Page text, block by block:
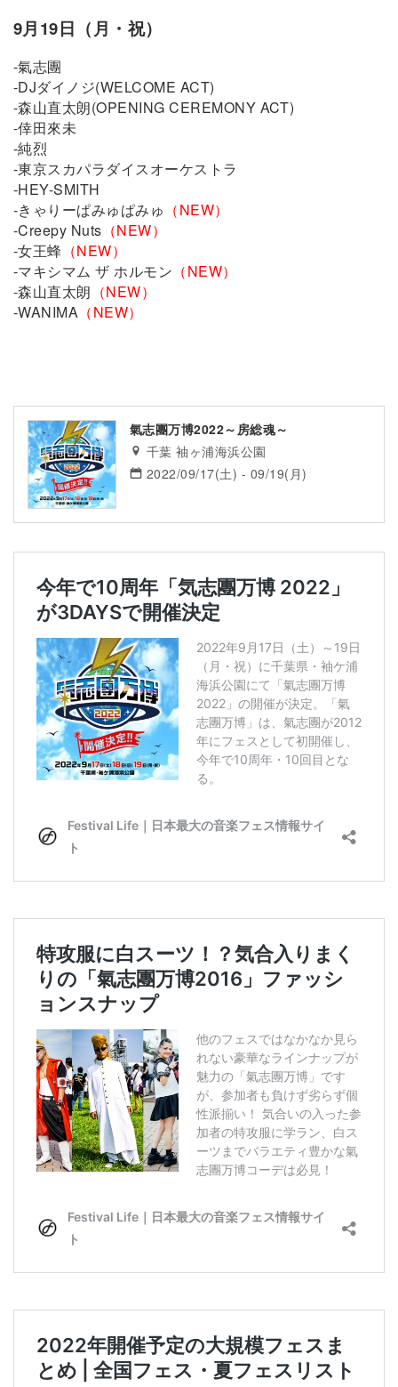
9月19日（月・祝）
-氣志團
-DJダイノジ(WELCOME ACT)
-森山直太朗(OPENING CEREMONY ACT)
-倖田來未
-純烈
-東京スカパラダイスオーケストラ
-HEY-SMITH
-きゃりーぱみゅぱみゅ （NEW）
-Creepy Nuts （NEW）
-女王蜂 （NEW）
-マキシマム ザ ホルモン （NEW）
-森山直太朗 （NEW）
-WANIMA （NEW）
氣志團万博2022～房総魂～
千葉 袖ヶ浦海浜公園
2022/09/17(土) - 09/19(月)